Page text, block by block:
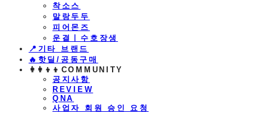
착소스
말랑두두
피어몬즈
운결ㅣ수호장생
📍기타 브랜드
🔥핫딜/공동구매
👩‍👩‍👦‍👦COMMUNITY
공지사항
REVIEW
QNA
사업자 회원 승인 요청